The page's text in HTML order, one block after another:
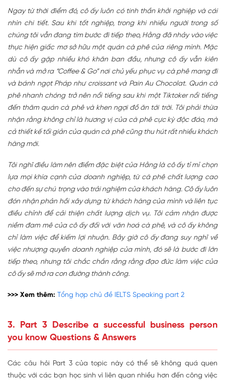
Ngay từ thời điểm đó, cô ấy luôn có tinh thần khởi nghiệp và cái
nhìn chi tiết. Sau khi tốt nghiệp, trong khi nhiều người trong số
chúng tôi vẫn đang tìm bước đi tiếp theo, Hằng đã nhảy vào việc
thực hiện giấc mơ sở hữu một quán cà phê của riêng mình. Mặc
dù cô ấy gặp nhiều khó khăn ban đầu, nhưng cô ấy vẫn kiên
nhẫn và mở ra “Coffee & Go” nơi chủ yếu phục vụ cà phê mang đi
và bánh ngọt Pháp như croissant và Pain Au Chocolat. Quán cà
phê nhanh chóng trở nên nổi tiếng sau khi một Tiktoker nổi tiếng
đến thăm quán cà phê và khen ngợi đồ ăn tới trời. Tôi phải thừa
nhận rằng không chỉ là hương vị của cà phê cực kỳ độc đáo, mà
cả thiết kế tối giản của quán cà phê cũng thu hút rất nhiều khách
hàng mới.
Tôi nghĩ điều làm nên điểm đặc biệt của Hằng là cô ấy tỉ mỉ chọn
lựa mọi khía cạnh của doanh nghiệp, từ cà phê chất lượng cao
cho đến sự chú trọng vào trải nghiệm của khách hàng. Cô ấy luôn
đón nhận phản hồi xây dựng từ khách hàng của mình và liên tục
điều chỉnh để cải thiện chất lượng dịch vụ. Tôi cảm nhận được
niềm đam mê của cô ấy đối với văn hoá cà phê, và cô ấy không
chỉ làm việc để kiếm lợi nhuận. Bây giờ cô ấy đang suy nghĩ về
việc nhượng quyền doanh nghiệp của mình, đó sẽ là bước đi lớn
tiếp theo, nhưng tôi chắc chắn rằng rằng đạo đức làm việc của
cô ấy sẽ mở ra con đường thành công.
>>> Xem thêm: Tổng hợp chủ đề IELTS Speaking part 2
3. Part 3 Describe a successful business person
you know Questions & Answers
Các câu hỏi Part 3 của topic này có thể sẽ không quá quen
thuộc với các bạn học sinh vì liên quan nhiều hơn đến công việc